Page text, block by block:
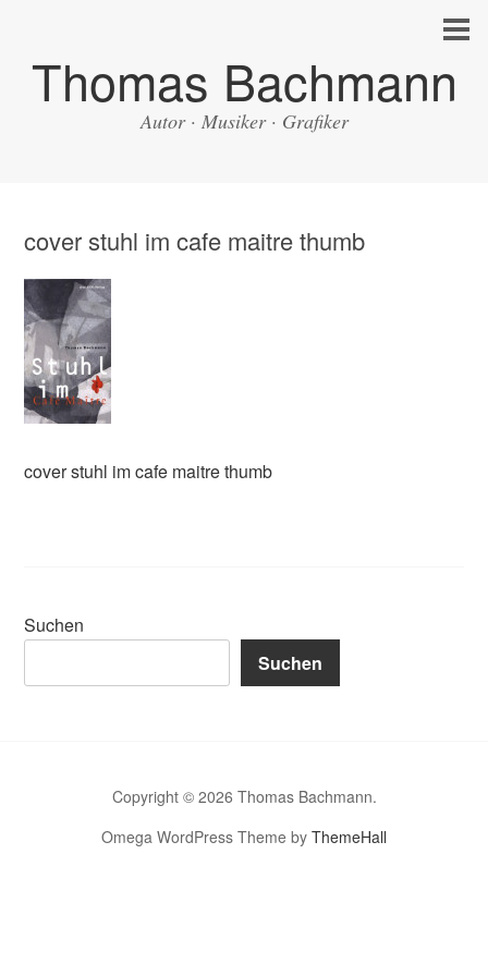
Thomas Bachmann
Autor · Musiker · Grafiker
cover stuhl im cafe maitre thumb
cover stuhl im cafe maitre thumb
Suchen
Suchen
Copyright © 2026 Thomas Bachmann.
Omega WordPress Theme by ThemeHall